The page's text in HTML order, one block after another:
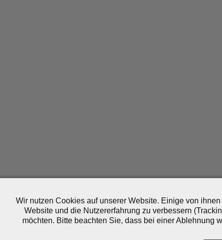
Wir nutzen Cookies auf unserer Website. Einige von
Website und die Nutzererfahrung zu verbessern
möchten. Bitte beachten Sie, dass bei einer Ablehnung